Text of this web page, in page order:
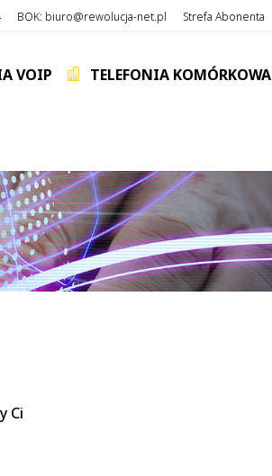
BOK: biuro@rewolucja-net.pl Strefa Abonenta
VOIP TELEFONIA KOMÓRKOWA
Ci